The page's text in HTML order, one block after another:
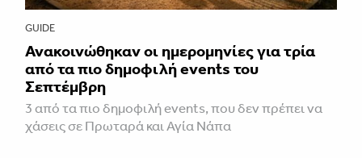
GUIDE
Ανακοινώθηκαν οι ημερομηνίες για τρία
από τα πιο δημοφιλή events του
Σεπτέμβρη
3 από τα πιο δημοφιλή events, που δεν πρέπει να
χάσεις σε Πρωταρά και Αγία Νάπα